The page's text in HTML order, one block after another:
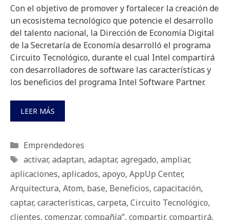
Con el objetivo de promover y fortalecer la creación de
un ecosistema tecnológico que potencie el desarrollo
del talento nacional, la Dirección de Economía Digital
de la Secretaría de Economía desarrolló el programa
Circuito Tecnológico, durante el cual Intel compartirá
con desarrolladores de software las características y
los beneficios del programa Intel Software Partner.
LEER MÁS
Categorías
Emprendedores
Etiquetas
activar, adaptan, adaptar, agregado, ampliar,
aplicaciones, aplicados, apoyo, AppUp Center,
Arquitectura, Atom, base, Beneficios, capacitación,
captar, características, carpeta, Circuito Tecnológico,
clientes, comenzar, compañía”, compartir, compartirá,